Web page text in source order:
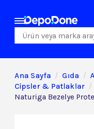
Ana Sayfa Gıda
Cipsler & Patlaklar
Naturiga Bezelye